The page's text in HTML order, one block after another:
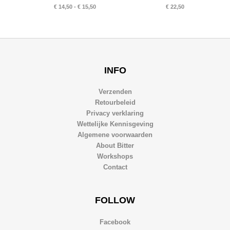
€14,50 - €15,50Prijsklasse:
€22,50
INFO
Verzenden
Retourbeleid
Privacy verklaring
Wettelijke Kennisgeving
Algemene voorwaarden
About Bitter
Workshops
Contact
FOLLOW
Facebook